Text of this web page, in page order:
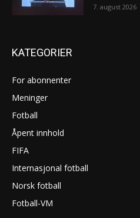
7. august 2026
KATEGORIER
For abonnenter
Meninger
Fotball
Åpent innhold
FIFA
Internasjonal fotball
Norsk fotball
Fotball-VM